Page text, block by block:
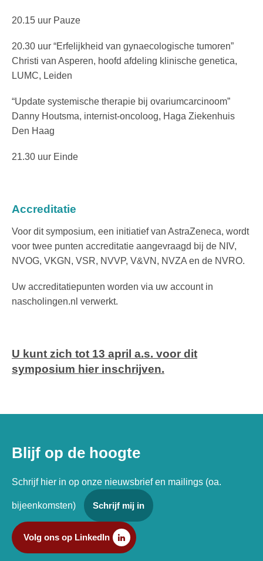
20.15 uur Pauze
20.30 uur “Erfelijkheid van gynaecologische tumoren”
Christi van Asperen, hoofd afdeling klinische genetica,
LUMC, Leiden
“Update systemische therapie bij ovariumcarcinoom”
Danny Houtsma, internist-oncoloog, Haga Ziekenhuis
Den Haag
21.30 uur Einde
Accreditatie
Voor dit symposium, een initiatief van AstraZeneca, wordt
voor twee punten accreditatie aangevraagd bij de NIV,
NVOG, VKGN, VSR, NVVP, V&VN, NVZA en de NVRO.
Uw accreditatiepunten worden via uw account in
nascholingen.nl verwerkt.
U kunt zich tot 13 april a.s. voor dit
symposium hier inschrijven.
Blijf op de hoogte
Schrijf hier in op onze nieuwsbrief en mailings (oa.
bijeenkomsten) Schrijf mij in
Volg ons op LinkedIn